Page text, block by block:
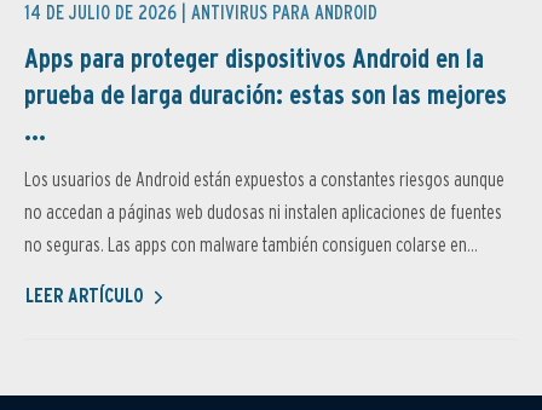
14 DE JULIO DE 2026 | ANTIVIRUS PARA ANDROID
Apps para proteger dispositivos Android en la
prueba de larga duración: estas son las mejores
...
Los usuarios de Android están expuestos a constantes riesgos aunque
no accedan a páginas web dudosas ni instalen aplicaciones de fuentes
no seguras. Las apps con malware también consiguen colarse en...
LEER ARTÍCULO